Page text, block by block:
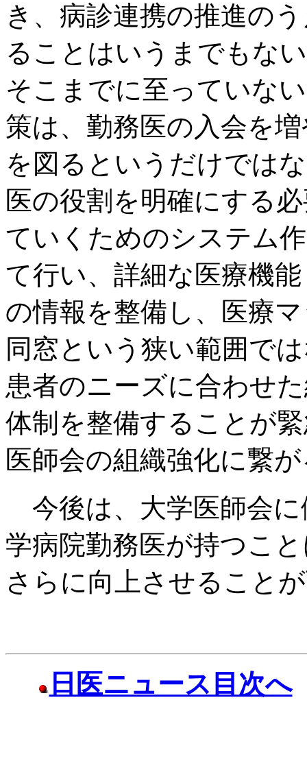
き、病診連携の推進の
ることはいうまでもな
そこまでに至っていな
策は、勤務医の入会を
を図るというだけでは
医の役割を明確にする
ていくためのシステム
て行い、詳細な医療機
の情報を整備し、医療
同窓という狭い範囲で
患者のニーズに合わせ
体制を整備することが
医師会の組織強化に繋
今後は、大学医師会
学病院勤務医が持つこ
さらに向上させること
日医ニュース目次へ